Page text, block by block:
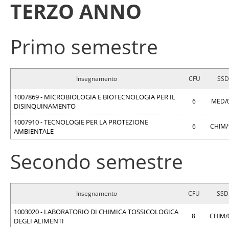
TERZO ANNO
Primo semestre
Insegnamento CFU SSD
1007869 - MICROBIOLOGIA E BIOTECNOLOGIA PER IL
DISINQUINAMENTO
6
1007910 - TECNOLOGIE PER LA PROTEZIONE
AMBIENTALE
6
Secondo semestre
Insegnamento CFU SSD
1003020 - LABORATORIO DI CHIMICA TOSSICOLOGICA
DEGLI ALIMENTI
8